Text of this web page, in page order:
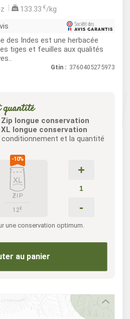
133.33 €/kg
des Indes est une herbacée
tiges et feuilles aux qualités
Gtin : 3760405275973
quantité
longue conservation
longue conservation
conditionnement et la quantité
une conservation optimum.
12€
+
-
au panier